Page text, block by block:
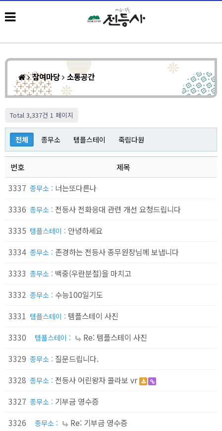
참여마당 소통공간
Total 3,337건 1 페이지
전체 종무소 템플스테이 죽림다원
번호
제목
3337 종무소 : 너는또다른나
3336 종무소 : 전등사 전화응대 관련 개선 요청드립니다
3335 템플스테이 : 안녕하세요
3334 종무소 : 존경하는 전등사 종무원장님께 보냅니다
3333 종무소 : 백중(우란분절)을 마치고
3332 종무소 : 수능100일기도
3331 템플스테이 : 템플스테이 사진
3330
템플스테이 :
Re: 템플스테이 사진
3329 종무소 : 질문드립니다.
3328 종무소 : 전등사 어린왕자 콜라보 vr
3327 종무소 : 기부금 영수증
3326
종무소 : Re: 기부금 영수증